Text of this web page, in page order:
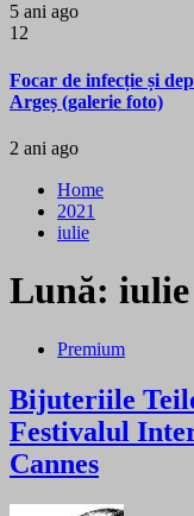
5 ani ago
12
Focar de infecție și
Argeș (galerie foto)
2 ani ago
Home
2021
iulie
Lună: iulie
Premium
Bijuteriile
Festivalul
Cannes